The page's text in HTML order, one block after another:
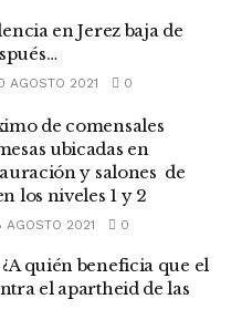
en Jerez baja de
AGOSTO 2021 0
de comensales
ubicadas en
y salones de
los niveles 1 y 2
AGOSTO 2021 0
quién beneficia que el
el apartheid de las